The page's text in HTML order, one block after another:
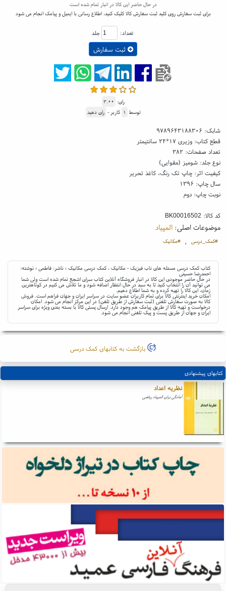
در حال حاضر این کالا در انبار تمام شده است
برای ثبت سفارش روی کلید ثبت سفارش کالا کلیک کنید، اطلاع رسانی با ایمیل و پیامک انجام می شود
تعداد: جلد
ثبت سفارش
رای: ۳.۰۰
توسط ۱ کاربر - رای دهید
شابک: ۹۷۸۹۶۴۳۱۸۸۳۰۶
قطع کتاب: وزیری ۱۷*۲۴ سانتیمتر
تعداد صفحات: ۳۸۲
نوع جلد: شومیز (مقوایی)
کیفیت اثر: چاپ تک رنگ، کاغذ تحریر
سال چاپ: ۱۳۹۶
نوبت چاپ: دوم
کد کالا: BK00016502
موضوعات اصلی:المپیاد
#کمک_درسی ، #مکانیک
کتاب کمک درسی مسئله های ناب فیزیک - مکانیک ، کمک درسی مکانیک ؛ ناشر: فاطمی ؛ نوشته:
احمدرضا حسینی
در حال حاضر موجودی این کالا در انبار فروشگاه آنلاین کتاب سرای اشجع تمام شده است ولی شما
می توانید آن را انتخاب کنید تا به سبد در حال انتظار اضافه شود و ما تلاش می کنیم در کوتاهترین
زمان، این کالا را تهیه کرده و به شما اطلاع دهیم.
امکان خرید اینترنتی کالا برای تمام کاربران عضو سایت در سراسر ایران و جهان فراهم است. فروش
کالا به صورت سفارش تلفنی (ثبت سفارش از طریق تلفن) در این مرکز انجام می شود. امکان
درخواست و تهیه کالا از طریق پیامک هم وجود دارد. ارسال پستی کالا با بسته بندی ویژه برای سراسر
ایران و جهان از طریق پست و پیک تلفنی انجام می شود.
بازگشت به کتابهای کمک درسی
کتابهای پیشنهادی
نظریه اعداد
آمادگی برای المپیاد ریاضی